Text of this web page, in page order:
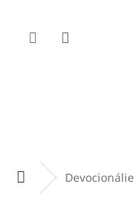
obsah
Domů Devocionálie